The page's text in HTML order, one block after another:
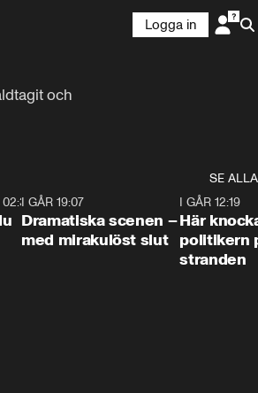
Logga in
och
SE ALLA
1:06
02:30I GÅR 19:07
Dramatiska scenen –
med mirakulöst slut
I GÅR 12:19
Här
politikern
stranden